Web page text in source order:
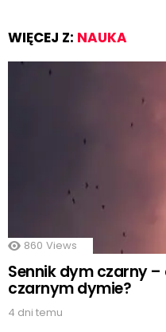
WIĘCEJ Z: NAUKA
860 Views
Sennik dym czarny
czarnym dymie?
4 dni temu